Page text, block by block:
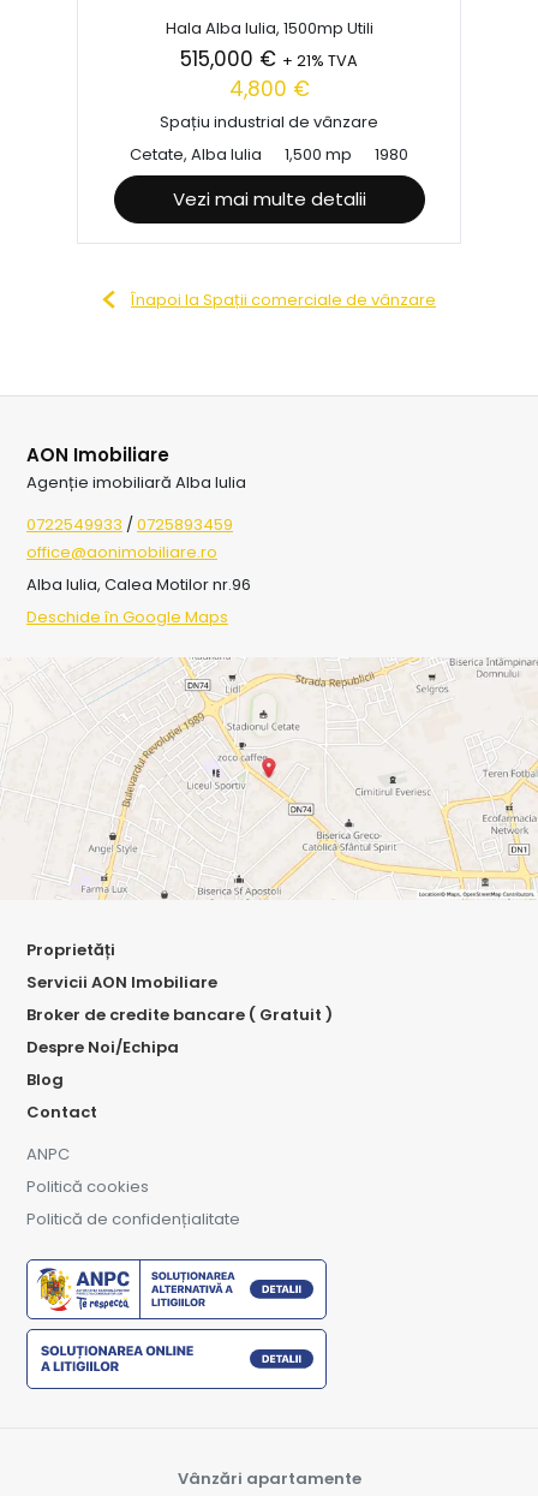
Hala Alba Iulia, 1500mp Utili
515,000 € + 21% TVA
4,800 €
Spațiu industrial de vânzare
Cetate, Alba Iulia
1,500 mp 1980
Vezi mai multe detalii
Înapoi la Spații comerciale de vânzare
AON Imobiliare
Agenție imobiliară Alba Iulia
0722549933 /0725893459
office@aonimobiliare.ro
Alba Iulia, Calea Motilor nr.96
Deschide în Google Maps
Proprietăți
Servicii AON Imobiliare
Broker de credite bancare ( Gratuit )
Despre Noi/Echipa
Blog
Contact
ANPC
Politică cookies
Politică de confidențialitate
Vânzări apartamente